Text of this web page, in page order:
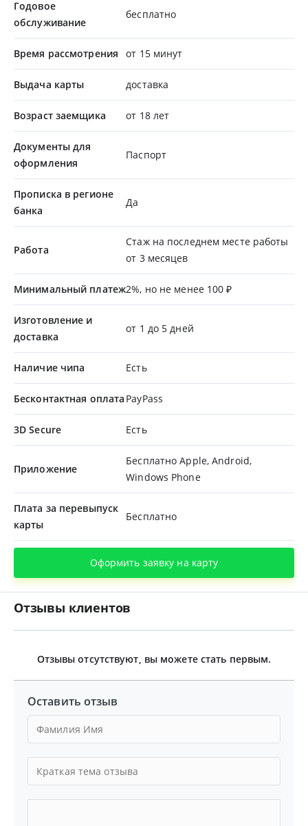
Годовое
обслуживание
бесплатно
Время рассмотрения от 15 минут
Выдача карты доставка
Возраст заемщика от 18 лет
Документы для
оформления
Паспорт
Прописка в регионе
банка
Да
Работа
Стаж на последнем месте работы
от 3 месяцев
Минимальный платеж2%, но не менее 100 ₽
Изготовление и
доставка
от 1 до 5 дней
Наличие чипа Есть
Бесконтактная оплата PayPass
3D Secure Есть
Приложение
Бесплатно Apple, Android,
Windows Phone
Плата за перевыпуск
карты
Бесплатно
Оформить заявку на карту
Отзывы клиентов
Отзывы отсутствуют, вы можете стать первым.
Оставить отзыв